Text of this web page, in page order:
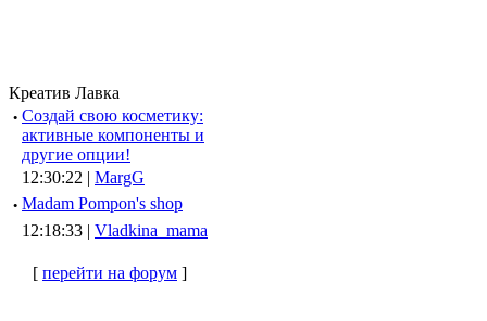
Креатив Лавка
· Создай свою косметику:
активные компоненты и
другие опции!
12:30:22 | MargG
· Madam Pompon's shop
12:18:33 | Vladkina_mama
[ перейти на форум ]